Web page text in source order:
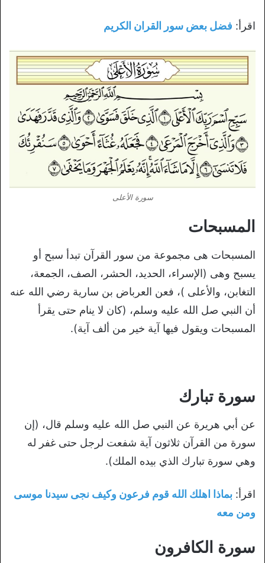
اقرأ: فضل بعض سور القران الكريم
سورة الأعلى
المسبحات
المسبحات هى مجموعة من سور القرآن تبدأ سبح أو
يسبح وهى (الإسراء، الحديد، الحشر، الصف، الجمعة،
التغابن، والأعلى )، فعن العرباض بن سارية رضي الله عنه
أن النبي صل الله عليه وسلم، (كان لا ينام حتى يقرأ
المسبحات ويقول فيها آية خير من ألف آية).
سورة تبارك
عن أبي هريرة عن النبي صل الله عليه وسلم قال، (إن
سورة من القرآن ثلاثون آية شفعت لرجل حتى غفر له
وهي سورة تبارك الذي بيده الملك).
اقرأ: بماذا اهلك الله قوم فرعون وكيف نجى سيدنا موسى
ومن معه
سورة الكافرون